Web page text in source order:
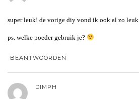
super leuk! de vorige diy vond ik ook al zo leuk
ps. welke poeder gebruik je?
BEANTWOORDEN
DIMPH